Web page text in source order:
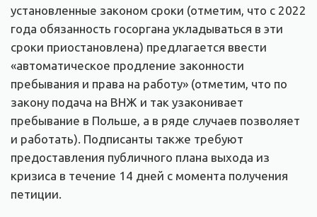
установленные законом сроки (отметим, что с 2022
года обязанность госоргана укладываться в эти
сроки приостановлена) предлагается ввести
«автоматическое продление законности
пребывания и права на работу» (отметим, что по
закону подача на ВНЖ и так узаконивает
пребывание в Польше, а в ряде случаев позволяет
и работать). Подписанты также требуют
предоставления публичного плана выхода из
кризиса в течение 14 дней с момента получения
петиции.